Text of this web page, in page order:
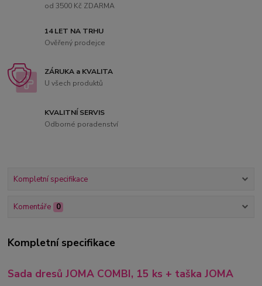
od 3500 Kč ZDARMA
14 LET NA TRHU
Ověřený prodejce
ZÁRUKA a KVALITA
U všech produktů
KVALITNÍ SERVIS
Odborné poradenství
Kompletní specifikace
Komentáře 0
Kompletní specifikace
Sada dresů JOMA COMBI, 15 ks + taška JOMA